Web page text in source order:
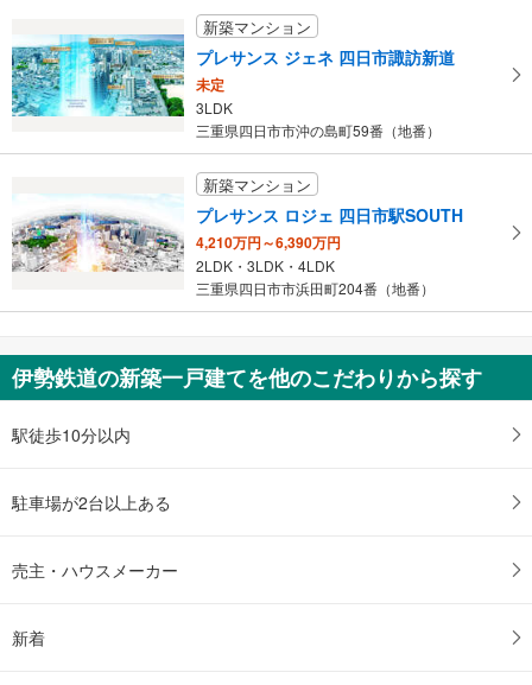
建物面積 -
関西本線（JR東海） 「四日市」駅 徒歩16分
新築マンション
プレサンス ジェネ 四日市諏訪新道
未定
3LDK
三重県四日市市沖の島町59番（地番）
新築マンション
プレサンス ロジェ 四日市駅SOUTH
4,210万円～6,390万円
2LDK・3LDK・4LDK
三重県四日市市浜田町204番（地番）
伊勢鉄道の新築一戸建てを他のこだわりから探す
駅徒歩10分以内
駐車場が2台以上ある
売主・ハウスメーカー
新着